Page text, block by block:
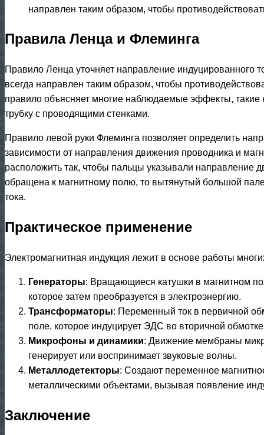
направлен таким образом, чтобы
Правила Ленца и Флеминга
Правило Ленца уточняет направление индуцированного
всегда направлен таким образом, чтобы
правило объясняет многие наблюдаемые эффекты, такие
трубку с проводящими стенками.
Правило левой руки Флеминга позволяет определить
зависимости от направления движения проводника и
расположить так, чтобы пальцы указывали направление
обращена к магнитному полю, то вытянутый большой
тока.
Практическое применение
Электромагнитная индукция лежит в основе работы
Генераторы: Вращающиеся катушки в магнитном
которое затем преобразуется в электроэнергию.
Трансформаторы: Переменный ток в первичной
поле, которое индуцирует ЭДС во вторичной
Микрофоны и динамики: Движение мембраны
генерирует или воспринимает звуковые волны.
Металлодетекторы: Создают переменное
металлическими объектами, вызывая появление
Заключение